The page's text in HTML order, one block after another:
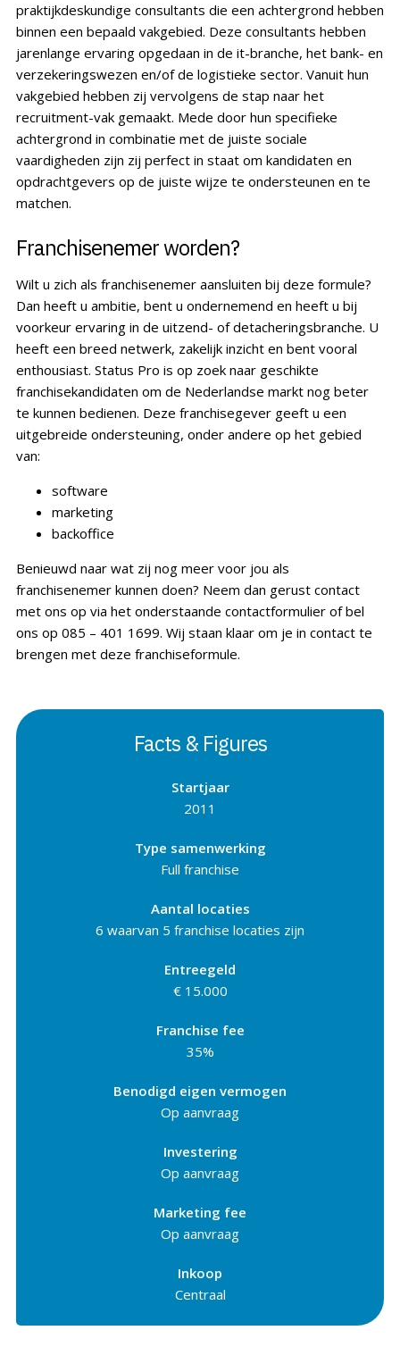
praktijkdeskundige consultants die een achtergrond hebben
binnen een bepaald vakgebied. Deze consultants hebben
jarenlange ervaring opgedaan in de it-branche, het bank- en
verzekeringswezen en/of de logistieke sector. Vanuit hun
vakgebied hebben zij vervolgens de stap naar het
recruitment-vak gemaakt. Mede door hun specifieke
achtergrond in combinatie met de juiste sociale
vaardigheden zijn zij perfect in staat om kandidaten en
opdrachtgevers op de juiste wijze te ondersteunen en te
matchen.
Franchisenemer worden?
Wilt u zich als franchisenemer aansluiten bij deze formule?
Dan heeft u ambitie, bent u ondernemend en heeft u bij
voorkeur ervaring in de uitzend- of detacheringsbranche. U
heeft een breed netwerk, zakelijk inzicht en bent vooral
enthousiast. Status Pro is op zoek naar geschikte
franchisekandidaten om de Nederlandse markt nog beter
te kunnen bedienen. Deze franchisegever geeft u een
uitgebreide ondersteuning, onder andere op het gebied
van:
software
marketing
backoffice
Benieuwd naar wat zij nog meer voor jou als
franchisenemer kunnen doen? Neem dan gerust contact
met ons op via het onderstaande contactformulier of bel
ons op 085 – 401 1699. Wij staan klaar om je in contact te
brengen met deze franchiseformule.
Facts & Figures
Startjaar
2011
Type samenwerking
Full franchise
Aantal locaties
6 waarvan 5 franchise locaties zijn
Entreegeld
€ 15.000
Franchise fee
35%
Benodigd eigen vermogen
Op aanvraag
Investering
Op aanvraag
Marketing fee
Op aanvraag
Inkoop
Centraal